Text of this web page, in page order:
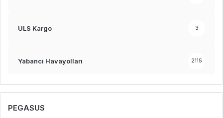
ULS Kargo 3
Yabancı Havayolları 2115
PEGASUS